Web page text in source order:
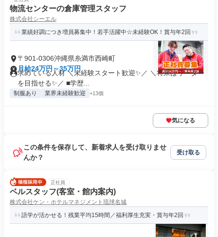
物流センターの倉庫管理スタッフ
株式会社シーエル
業績好調につき増員募集中！若手活躍中☆未経験OK！賞与年2回
〒901-0306沖縄県糸満市西崎町
月給24万円～35万円
求めている人材 ＼未経験スタート歓迎✨／ ＼将来はリーダー
を目指せる✨／ ■学歴...
制服あり 業界未経験歓迎 +13個
気になる
この条件を保存して、新着求人を受け取りませ
んか？
受け取る
正社員
ベルスタッフ(客室・館内案内)
株式会社ケン・ホテルマネジメント琉球名城
語学が活かせる！残業平均15時間／福利厚生充実・賞与年2回